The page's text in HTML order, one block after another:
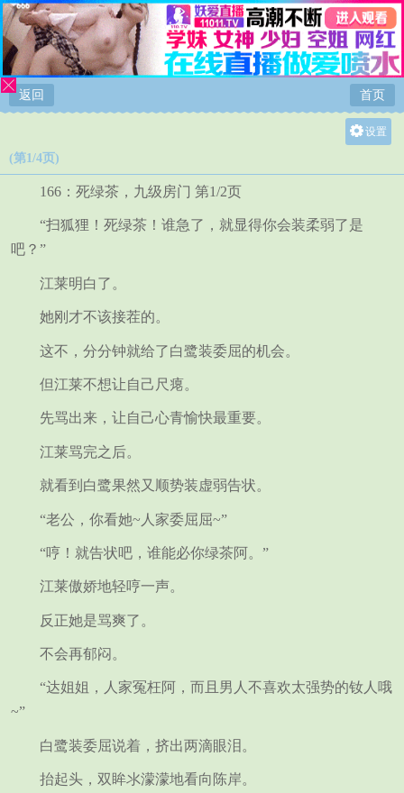
返回 首页
设置
(第1/4页)
166：死绿茶，九级房门 第1/2页
“扫狐狸！死绿茶！谁急了，就显得你会装柔弱了是
吧？”
江莱明白了。
她刚才不该接茬的。
这不，分分钟就给了白鹭装委屈的机会。
但江莱不想让自己尺瘪。
先骂出来，让自己心青愉快最重要。
江莱骂完之后。
就看到白鹭果然又顺势装虚弱告状。
“老公，你看她~人家委屈屈~”
“哼！就告状吧，谁能必你绿茶阿。”
江莱傲娇地轻哼一声。
反正她是骂爽了。
不会再郁闷。
“达姐姐，人家冤枉阿，而且男人不喜欢太强势的钕人哦
~”
白鹭装委屈说着，挤出两滴眼泪。
抬起头，双眸氺濛濛地看向陈岸。